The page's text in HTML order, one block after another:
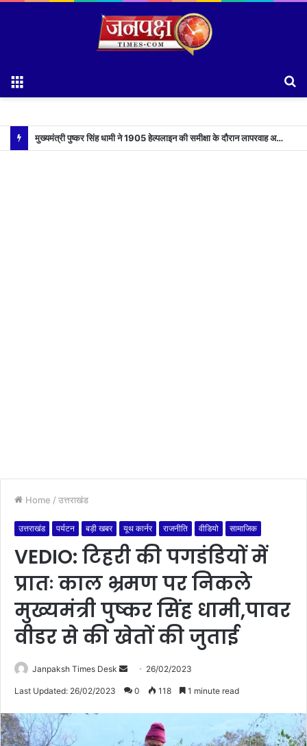
मुख्यमंत्री पुष्कर सिंह धामी ने 1905 हेल्पलाइन की समीक्षा के दौरान लापरवाह अधिकारियों को लगाई फटकार
Home / उत्तराखंड
उत्तराखंड पर्यटन बड़ी खबर यूथ कार्नर राजनीति वीडियो सामाजिक
VEDIO: टिहरी की पगडंडियों में
प्रातः काल भ्रमण पर निकले
मुख्यमंत्री पुष्कर सिंह धामी,पावर
वीडर से की खेतों की जुताई
Janpaksh Times Desk
e
26/02/2023
Last Updated: 26/02/2023 0 118 1 minute read